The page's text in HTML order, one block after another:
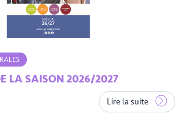
LA SAISON 2026/2027
Lire la suite